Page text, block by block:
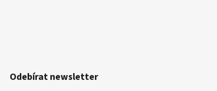
Odebírat newsletter